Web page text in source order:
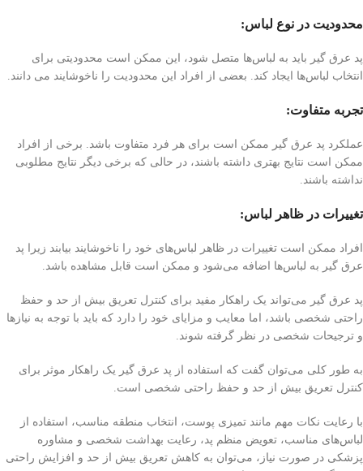
محدودیت در نوع لباس:
پد عرق گیر باید به لباس‌ها متصل شود، این ممکن است محدودیتی برای
انتخاب لباس‌ها ایجاد کند. بعضی از افراد این محدودیت را ناخوشایند می دانند.
تجربه متفاوت:
عملکرد پد عرق گیر ممکن است برای هر فرد متفاوت باشد. برخی از افراد
ممکن است نتایج بهتری داشته باشند، در حالی که برخی دیگر نتایج مطلوبی
نداشته باشند.
تغییرات در ظاهر لباس:
افراد ممکن است تغییرات در ظاهر لباس‌های خود را ناخوشایند بیابند زیرا پد
عرق گیر به لباس‌ها اضافه می‌شود و ممکن است قابل مشاهده باشد.
پد عرق گیر می‌تواند یک راهکار مفید برای کنترل تعریق بیش از حد و حفظ
راحتی شخصی باشد، اما معایب و مزایای خود را دارد که باید با توجه به نیازها
و ترجیحات شخصی در نظر گرفته شوند.
به طور کلی می‌توان گفت که استفاده از پد عرق گیر یک راهکار موثر برای
کنترل تعریق بیش از حد و حفظ راحتی شخصی است.
با رعایت نکات مهم مانند تمیزی پوست، انتخاب منطقه مناسب، استفاده از
لباس‌های مناسب، تعویض منظم پد، رعایت بهداشت شخصی و مشاوره
پزشکی در صورت نیاز، می‌توان به کاهش تعریق بیش از حد و افزایش راحتی